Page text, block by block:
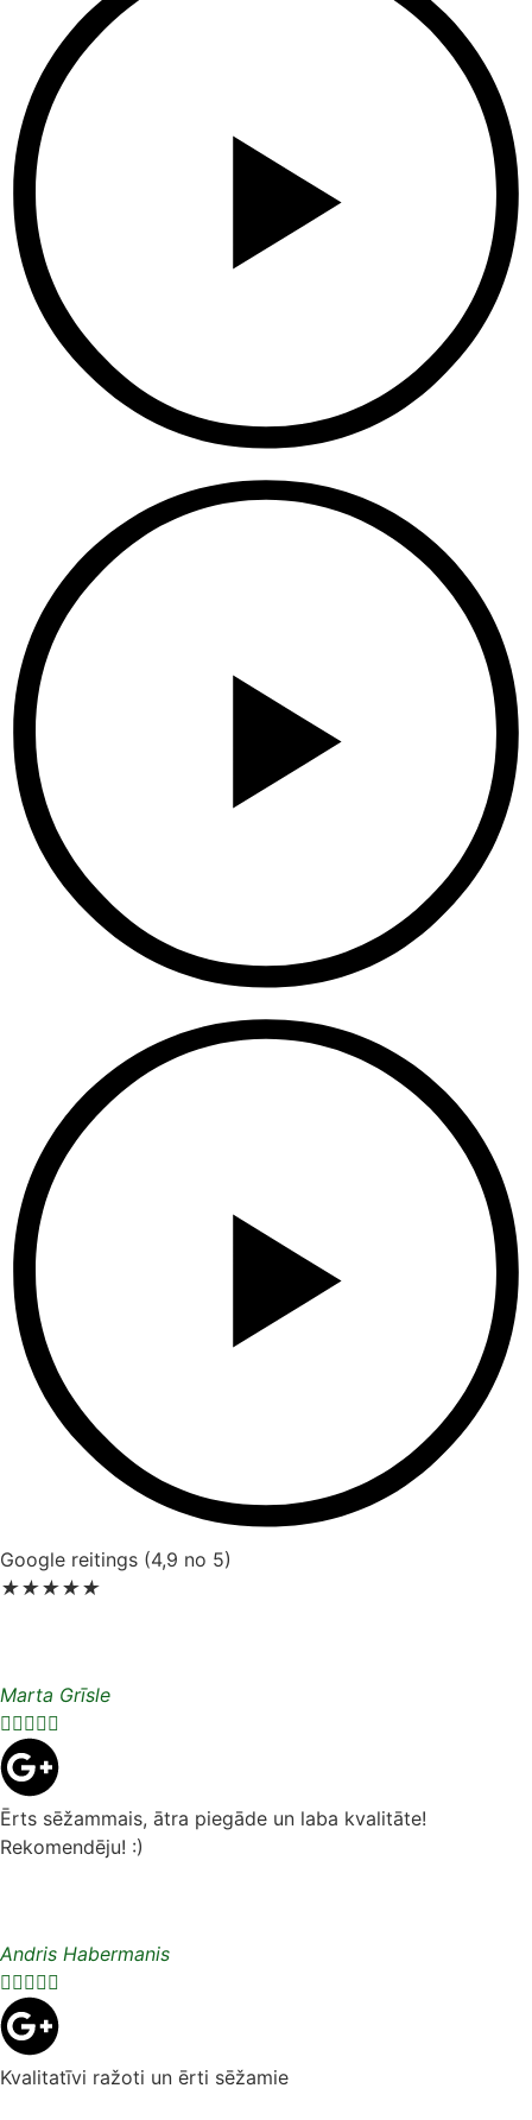
Google reitings (4,9 no 5)
★★★★★
Marta Grīsle

Ērts sēžammais, ātra piegāde un laba kvalitāte!
Rekomendēju! :)
Andris Habermanis

Kvalitatīvi ražoti un ērti sēžamie